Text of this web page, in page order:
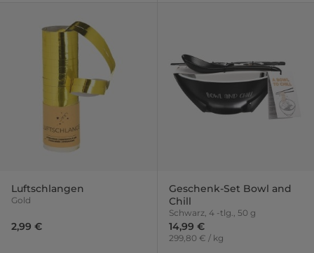
Luftschlangen
Gold
2,99 €
Geschenk-Set Bowl and
Chill
Schwarz, 4 -tlg., 50 g
14,99 €
299,80 € / kg